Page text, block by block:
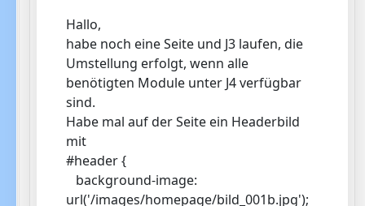
Hallo,
habe noch eine Seite und J3 laufen, die
Umstellung erfolgt, wenn alle
benötigten Module unter J4 verfügbar
sind.
Habe mal auf der Seite ein Headerbild
mit
#header {
background-image:
url('/images/homepage/bild_001b.jpg');